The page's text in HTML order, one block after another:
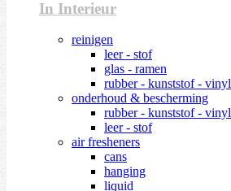
In Interieur
reinigen
leer - stof
glas - ramen
rubber - kunststof - vinyl
onderhoud & bescherming
rubber - kunststof - vinyl
leer - stof
air fresheners
cans
hanging
liquid